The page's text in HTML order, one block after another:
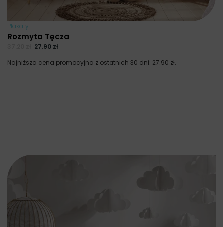
Plakaty
Rozmyta Tęcza
27.90 zł
Najniższa cena promocyjna z ostatnich 30 dni: 27.90 zł.